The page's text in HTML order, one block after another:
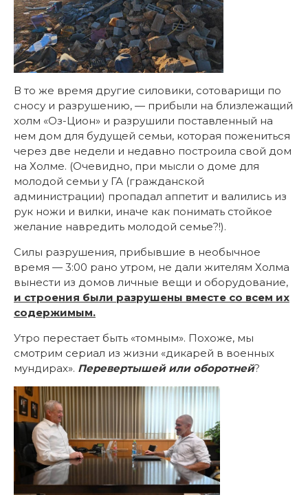
В то же время другие силовики, сотоварищи по
сносу и разрушению, — прибыли на близлежащий
холм «Оз-Цион» и разрушили поставленный на
нем дом для будущей семьи, которая пожениться
через две недели и недавно построила свой дом
на Холме. (Очевидно, при мысли о доме для
молодой семьи у ГА (гражданской
администрации) пропадал аппетит и валились из
рук ножи и вилки, иначе как понимать стойкое
желание навредить молодой семье?!).
Силы разрушения, прибывшие в необычное
время — 3:00 рано утром, не дали жителям Холма
вынести из домов личные вещи и оборудование,
и строения были разрушены вместе со всем их
содержимым.
Утро перестает быть «томным». Похоже, мы
смотрим сериал из жизни «дикарей в военных
мундирах». Перевертышей или оборотней?